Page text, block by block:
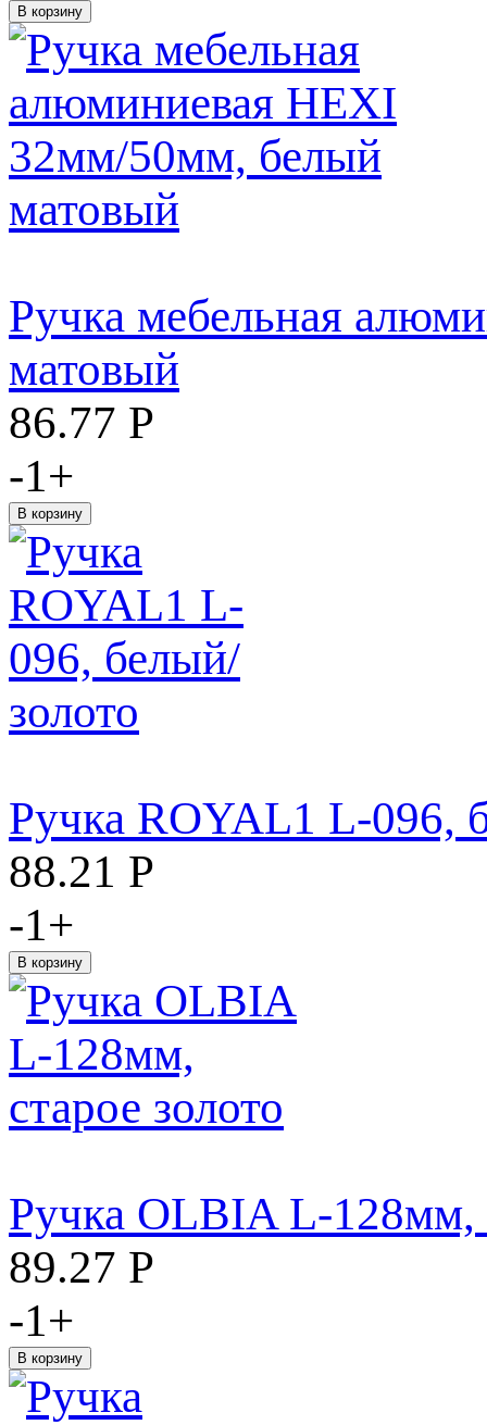
Ручка мебельная
матовый
86.77 Р
-1+
Ручка ROYAL1 L-096,
88.21 Р
-1+
Ручка OLBIA L-128мм,
89.27 Р
-1+